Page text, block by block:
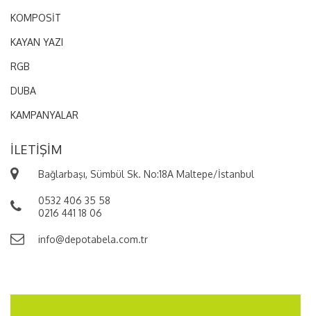
Lüksemburg, Malta, Hollanda, Polonya, Portekiz,
Amerika Birleşik Devletleri ( USA ), Kanada
KOMPOSİT
KAYAN YAZI
RGB
DUBA
KAMPANYALAR
İLETIŞIM
Bağlarbaşı, Sümbül Sk. No:18A Maltepe/İstanbul
0532 406 35 58
0216 441 18 06
info@depotabela.com.tr